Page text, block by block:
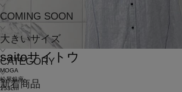
COMING SOON
大きいサイズ
CATEGORY
新着商品
saitoサイトウ
MOGA
松屋銀座
153cm